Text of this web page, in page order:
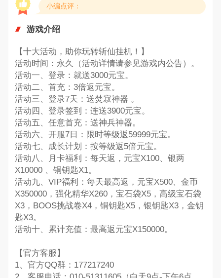
小编点评：
游戏介绍
【十大活动，助你玩转斩仙挂机！】
活动时间：永久（活动详情请参见游戏内公告）。
活动一、登录：就送3000元宝。
活动二、首充：3倍返元宝。
活动三、登录7天：送焚寂神器 。
活动四、登录签到：连送3900元宝。
活动五、任意首充：送神兵神器。
活动六、开服7日：限时等级返59999元宝。
活动七、成长计划：按等级返5倍元宝。
活动八、月卡福利：每天返，元宝X100、银两
X10000 、铜钥匙X1。
活动九、VIP福利：每天最高返，元宝X500、金币
X350000，强化精华X260，宝石袋X5，高级宝石袋
X3，BOOS挑战卷X4，铜钥匙X5，银钥匙X3，金钥
匙X3。
活动十、累计充值：最高返元宝X150000。
【官方客服】
1、官方QQ群：177217240